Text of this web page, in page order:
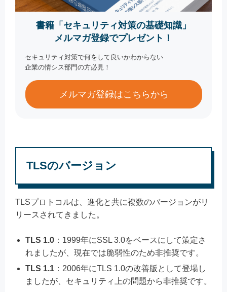
書籍「セキュリティ対策の基礎知識」
メルマガ登録でプレゼント！
セキュリティ対策で何をして良いかわからない
企業の情シス部門の方必見！
メルマガ登録はこちらから
TLSのバージョン
TLSプロトコルは、進化と共に複数のバージョンがリ
リースされてきました。
TLS 1.0 ：1999年にSSL 3.0をベースにして策定さ
れましたが、現在では脆弱性のため非推奨です。
TLS 1.1 ：2006年にTLS 1.0の改善版として登場し
ましたが、セキュリティ上の問題から非推奨です。